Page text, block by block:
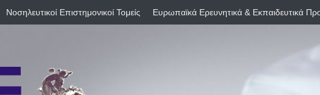
Νοσηλευτικοί Επιστημονικοί Τομείς Ευρωπαϊκά Ερευνητικά & Εκπαιδευτικά